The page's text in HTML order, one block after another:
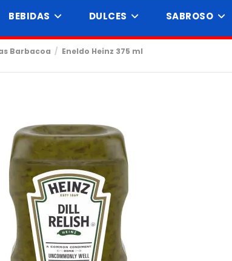
BEBIDAS DULCES SABROSO
Barbacoa Eneldo Heinz 375 ml